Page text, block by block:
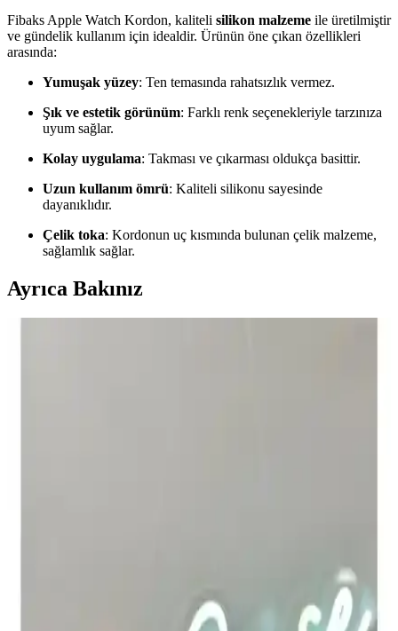
Fibaks Apple Watch Kordon, kaliteli silikon malzeme ile üretilmiştir
ve gündelik kullanım için idealdir. Ürünün öne çıkan özellikleri
arasında:
Yumuşak yüzey: Ten temasında rahatsızlık vermez.
Şık ve estetik görünüm: Farklı renk seçenekleriyle tarzınıza
uyum sağlar.
Kolay uygulama: Takması ve çıkarması oldukça basittir.
Uzun kullanım ömrü: Kaliteli silikonu sayesinde
dayanıklıdır.
Çelik toka: Kordonun uç kısmında bulunan çelik malzeme,
sağlamlık sağlar.
Ayrıca Bakınız
Mahzen Watch Uyumlu Seri: Şık ve Dayanıklı
Apple Watch Kordonu Özellikleri ve Kullanım